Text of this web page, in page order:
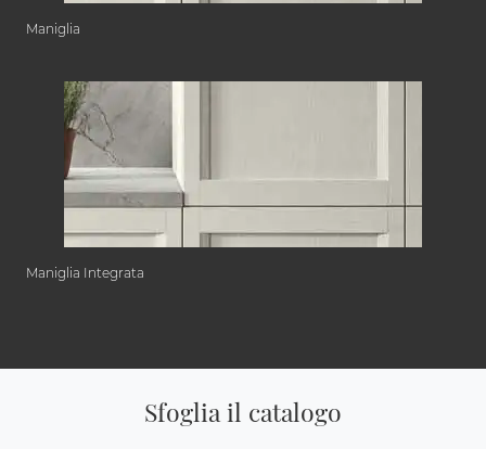
Maniglia
Maniglia Integrata
Sfoglia il catalogo